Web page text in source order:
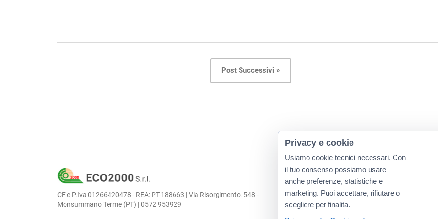
Post Successivi »
CF e P.Iva 01266420478 - REA: PT-188663 | Via Risorgimento, 548 -
Monsummano Terme (PT) | 0572 953929
Privacy e cookie
Usiamo cookie tecnici necessari. Con
il tuo consenso possiamo usare
anche preferenze, statistiche e
marketing. Puoi accettare, rifiutare o
scegliere per finalita.